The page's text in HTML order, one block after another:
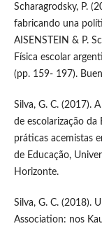
Scharagrodsky, P.
fabricando una
AISENSTEIN & P.
Física escolar
(pp. 159- 197).
Silva, G. C. (2017).
de escolarização da
práticas acemistas
de Educação,
Horizonte.
Silva, G. C. (2018).
Association: nos